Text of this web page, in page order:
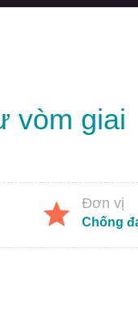
vòm giai
Đơn vị
Chống